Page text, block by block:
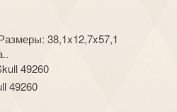
38,1x12,7x57,1
49260